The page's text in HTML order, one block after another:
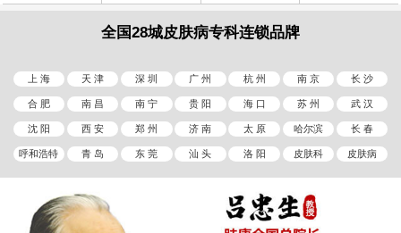
全国28城皮肤病专科连锁品牌
上 海 天 津 深 圳 广 州 杭 州 南 京 长 沙
合 肥 南 昌 南 宁 贵 阳 海 口 苏 州 武 汉
沈 阳 西 安 郑 州 济 南 太 原 哈尔滨 长 春
呼和浩特 青 岛 东 莞 汕 头 洛 阳 皮肤科 皮肤病